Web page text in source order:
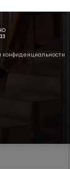
в
без
др. (15 км